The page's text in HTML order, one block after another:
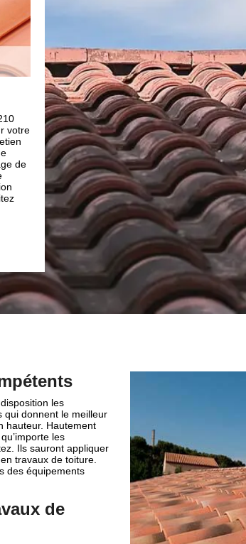
Si
Notre entreprise pour des
Nous avons conscience que faire des travaux
interventions assez coûteux, mais
la toiture. Cependant, l’entreprise de
en sorte pour amortir vos dépenses, en plus
de déplacement et devis couvreur), nous
nous proposons les tarifs les plus bas en
ville de La Cabanasse 66210. Si vous êtes
davantage, vous pouvez nous envoyer votre
couvreur afin de voir le coût de notre
travaux. Ainsi, optez pour nos services si vous
couvreur dans la La Cabanasse.
les
qui donnent le meilleur
hauteur. Hautement
les
Ils sauront appliquer
travaux de toiture.
des équipements
de